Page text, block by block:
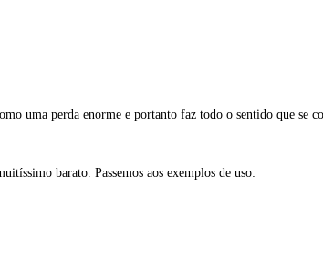
uma perda enorme e portanto faz todo o sentido que se
barato. Passemos aos exemplos de uso: